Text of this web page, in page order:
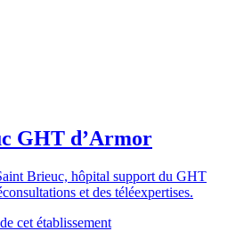
GHT d’Armor
Brieuc, hôpital support du GHT
et des téléexpertises.
cet établissement